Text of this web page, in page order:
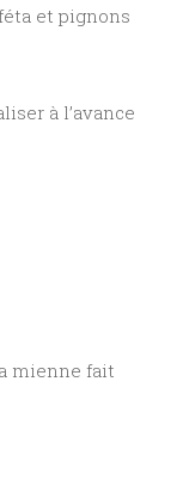
et pignons
à l’avance
mienne fait